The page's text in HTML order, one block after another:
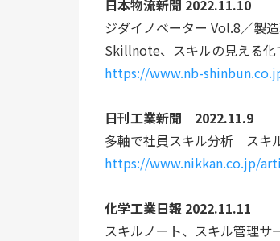
日本物流新聞 2022.11.10
ジダイノベーター Vol.8／製
Skillnote、スキルの見える化
https://www.nb-
日刊工業新聞　2022.11.9
多軸で社員スキル分析　スキ
https://www.nikkan.co.jp/
化学工業日報 2022.11.11
スキルノート、スキル管理サ